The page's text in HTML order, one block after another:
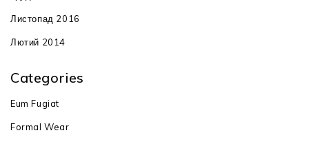
Листопад 2016
Лютий 2014
Categories
Eum Fugiat
Formal Wear